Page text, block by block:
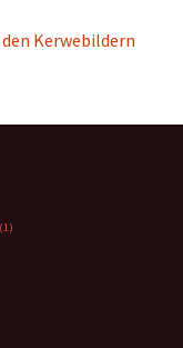
Kerwebildern
(1)